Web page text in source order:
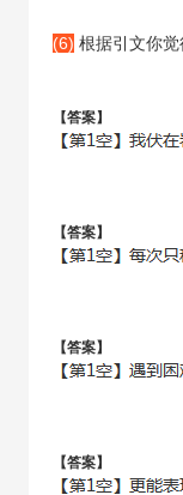
(6) 根据引文你
【答案】
【答案】
【答案】
【答案】